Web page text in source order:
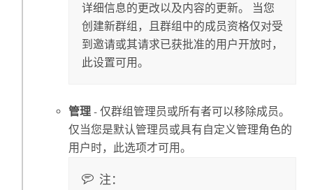
详细信息的更改以及内容的更新。 当您
创建新群组，且群组中的成员资格仅对受
到邀请或其请求已获批准的用户开放时，
此设置可用。
管理 - 仅群组管理员或所有者可以移除成员。
仅当您是默认管理员或具有自定义管理角色的
用户时，此选项才可用。
注：